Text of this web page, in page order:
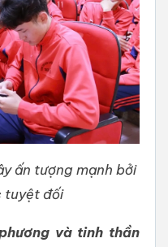
ấn tượng mạnh bởi
tuyệt đối
và tinh thần